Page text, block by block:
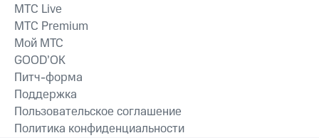
MTС Live
MTС Premium
Мой МТС
GOOD’OK
Питч-форма
Поддержка
Пользовательское соглашение
Политика конфиденциальности